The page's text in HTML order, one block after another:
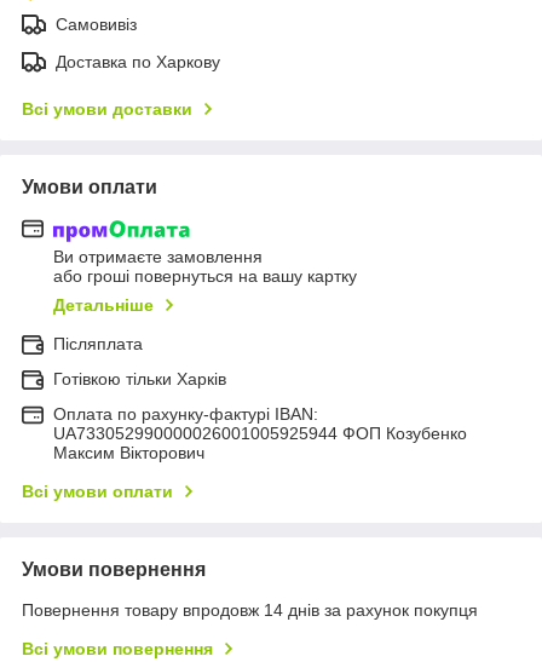
Самовивіз
Доставка по Харкову
Всі умови доставки
Умови оплати
Ви отримаєте замовлення
або гроші повернуться на вашу картку
Детальніше
Післяплата
Готівкою тільки Харків
Оплата по рахунку-фактурі IBAN:
UA733052990000026001005925944 ФОП Козубенко
Максим Вікторович
Всі умови оплати
Умови повернення
Повернення товару впродовж 14 днів за рахунок покупця
Всі умови повернення